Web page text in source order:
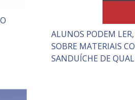
ALUNOS PODEM
SOBRE MATERIAIS
SANDUÍCHE DE